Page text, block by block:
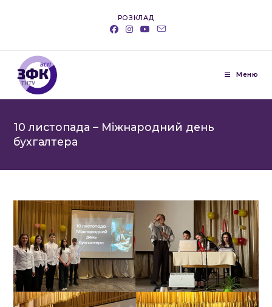
РОЗКЛАД
Меню
10 листопада – Міжнародний день
бухгалтера